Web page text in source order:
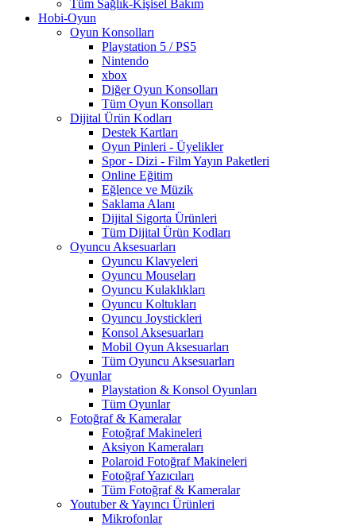
Tüm Sağlık-Kişisel Bakım
Hobi-Oyun
Oyun Konsolları
Playstation 5 / PS5
Nintendo
xbox
Diğer Oyun Konsolları
Tüm Oyun Konsolları
Dijital Ürün Kodları
Destek Kartları
Oyun Pinleri - Üyelikler
Spor - Dizi - Film Yayın Paketleri
Online Eğitim
Eğlence ve Müzik
Saklama Alanı
Dijital Sigorta Ürünleri
Tüm Dijital Ürün Kodları
Oyuncu Aksesuarları
Oyuncu Klavyeleri
Oyuncu Mouseları
Oyuncu Kulaklıkları
Oyuncu Koltukları
Oyuncu Joystickleri
Konsol Aksesuarları
Mobil Oyun Aksesuarları
Tüm Oyuncu Aksesuarları
Oyunlar
Playstation & Konsol Oyunları
Tüm Oyunlar
Fotoğraf & Kameralar
Fotoğraf Makineleri
Aksiyon Kameraları
Polaroid Fotoğraf Makineleri
Fotoğraf Yazıcıları
Tüm Fotoğraf & Kameralar
Youtuber & Yayıncı Ürünleri
Mikrofonlar